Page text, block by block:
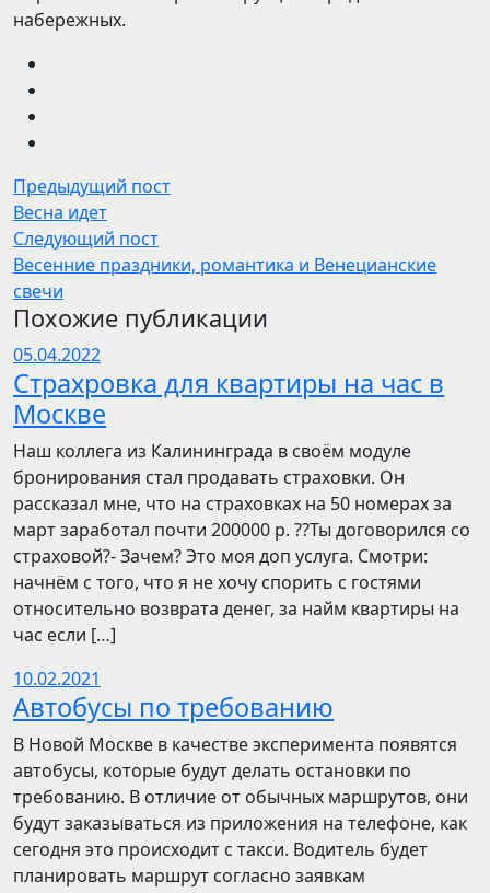
набережных.
Предыдущий пост
Весна идет
Следующий пост
Весенние праздники, романтика и Венецианские
свечи
Похожие публикации
05.04.2022
Страхровка для квартиры на час в
Москве
Наш коллега из Калининграда в своём модуле
бронирования стал продавать страховки. Он
рассказал мне, что на страховках на 50 номерах за
март заработал почти 200000 р. ??Ты договорился со
страховой?- Зачем? Это моя доп услуга. Смотри:
начнём с того, что я не хочу спорить с гостями
относительно возврата денег, за найм квартиры на
час если […]
10.02.2021
Автобусы по требованию
В Новой Москве в качестве эксперимента появятся
автобусы, которые будут делать остановки по
требованию. В отличие от обычных маршрутов, они
будут заказываться из приложения на телефоне, как
сегодня это происходит с такси. Водитель будет
планировать маршрут согласно заявкам